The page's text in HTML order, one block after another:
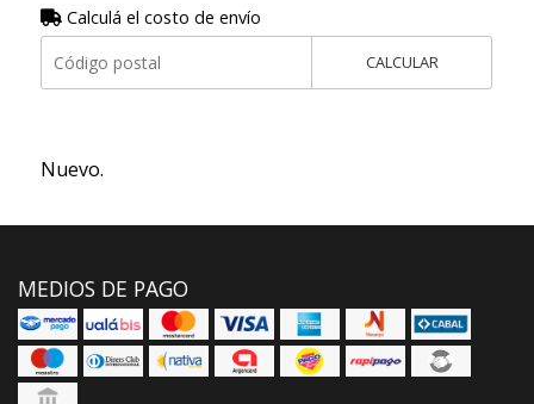
Calculá el costo de envío
CALCULAR
Nuevo.
MEDIOS DE PAGO